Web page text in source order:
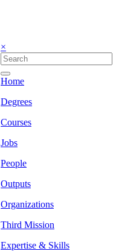
×
Home
Degrees
Courses
Jobs
People
Outputs
Organizations
Third Mission
Expertise & Skills